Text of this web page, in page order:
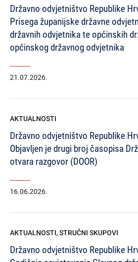
Državno odvjetništvo Republike
Prisega županijske državne
državnih odvjetnika te općinskih
općinskog državnog odvjetnika
21.07.2026.
AKTUALNOSTI
Državno odvjetništvo Republike
Objavljen je drugi broj časopisa
otvara razgovor (DOOR)
16.06.2026.
AKTUALNOSTI,STRUČNI SKUPOVI
Državno odvjetništvo Republike